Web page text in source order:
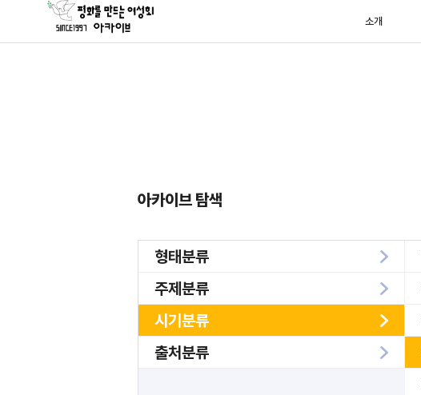
소개
아카이브 탐색
형태분류
주제분류
시기분류
출처분류